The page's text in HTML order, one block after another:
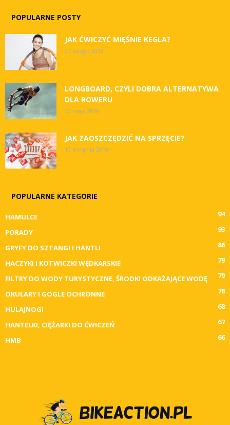
POPULARNE POSTY
JAK ĆWICZYĆ MIĘŚNIE KEGLA?
27 lutego 2018
LONGBOARD, CZYLI DOBRA ALTERNATYWA
DLA ROWERU
30 maja 2018
JAK ZAOSZCZĘDZIĆ NA SPRZĘCIE?
10 sierpnia 2018
POPULARNE KATEGORIE
HAMULCE
94
PORADY
93
GRYFY DO SZTANGI I HANTLI
86
HACZYKI I KOTWICZKI WĘDKARSKIE
79
FILTRY DO WODY TURYSTYCZNE, ŚRODKI ODKAŻAJĄCE WODĘ
79
OKULARY I GOGLE OCHRONNE
78
HULAJNOGI
68
HANTELKI, CIĘŻARKI DO ĆWICZEŃ
67
HMB
66